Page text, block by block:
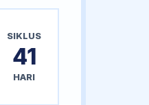
SIKLUS
41
HARI